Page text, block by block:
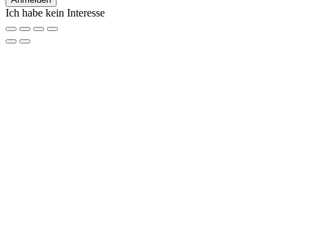
Ich habe kein Interesse